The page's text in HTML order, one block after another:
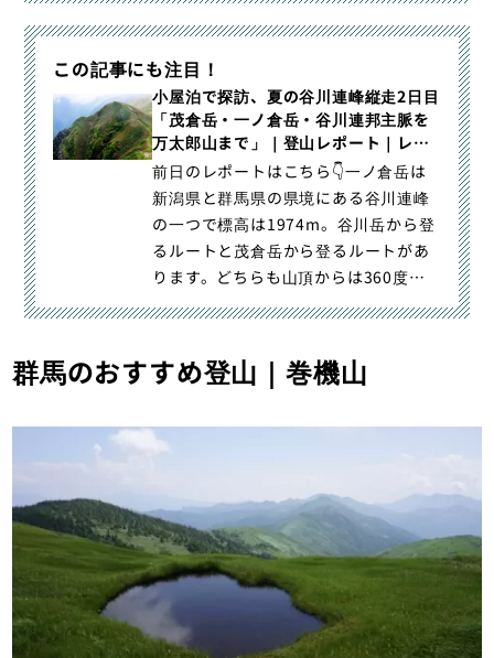
日目「茂倉岳」｜登山・トレラン・山
スキーマガジン「山旅旅」の「登山レ
ポート」（山のコト｜レポート）カテ
ゴリの記事ページです。
この記事にも注目！
小屋泊で探訪、夏の谷川連峰縦走2日目
「茂倉岳・一ノ倉岳・谷川連邦主脈を
万太郎山まで」｜登山レポート｜レポ
ート｜山のコト｜登山・トレラン・山
スキーマガジン「山旅旅」
前日のレポートはこちら👇一ノ倉岳は
新潟県と群馬県の県境にある谷川連峰
の一つで標高は1974m。谷川岳から登
るルートと茂倉岳から登るルートがあ
ります。どちらも山頂からは360度の
超大パノラマ・絶景です。｜小屋泊で
岳・一ノ倉岳・谷川連邦主脈を万太郎
山まで」｜登山・トレラン・山スキー
ト」（山のコト｜レポート）カテゴリ
群馬のおすすめ登山｜巻機山